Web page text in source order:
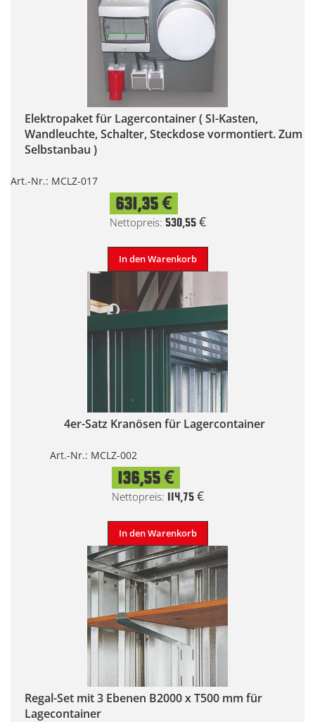
Elektropaket für Lagercontainer ( SI-Kasten,
Wandleuchte, Schalter, Steckdose vormontiert. Zum
Selbstanbau )
Art.-Nr.: MCLZ-017
631,35 €
530,55 €
In den Warenkorb
4er-Satz Kranösen für Lagercontainer
Art.-Nr.: MCLZ-002
136,55 €
114,75 €
In den Warenkorb
Regal-Set mit 3 Ebenen B2000 x T500 mm für
Lagecontainer